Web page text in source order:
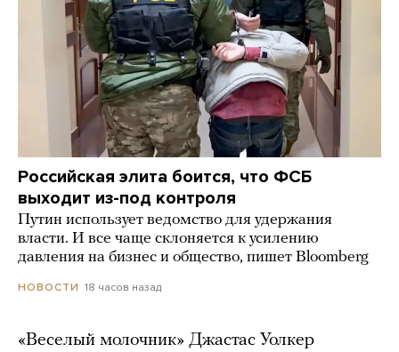
Российская элита боится, что ФСБ
выходит из-под контроля
Путин использует ведомство для удержания
власти. И все чаще склоняется к усилению
давления на бизнес и общество, пишет Bloomberg
НОВОСТИ 18 часов назад
«Веселый молочник» Джастас Уолкер